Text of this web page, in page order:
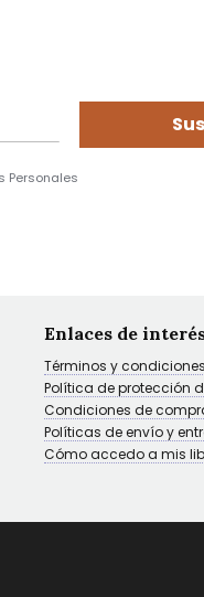
Personales
Enlaces de
Términos y
Política de protección
Condiciones de
Políticas de envío y
Cómo accedo a mis